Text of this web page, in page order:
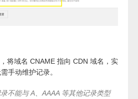
将域名 CNAME 指向 CDN 域名，实
手动维护记录。
不能与 A、AAAA 等其他记录类型